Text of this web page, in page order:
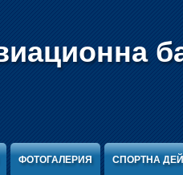
ФОТОГАЛЕРИЯ СПОРТНА